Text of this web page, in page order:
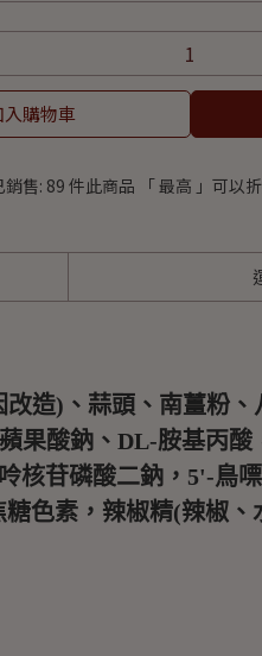
入購物車
銷售: 89 件此商品 「 最高 」可以
造)、蒜頭、南薑粉
果酸鈉、DL-胺基丙酸
核苷磷酸二鈉，5'-鳥
色素，辣椒精(辣椒、